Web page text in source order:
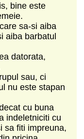
bine este
sa-si aiba
aiba barbatul
datorata,
sau, ci
nu este stapan
cu buna
indeletniciti cu
sa fiti impreuna,